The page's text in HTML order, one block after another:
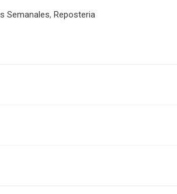
Semanales, Reposteria